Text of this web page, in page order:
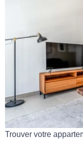
Trouver votre